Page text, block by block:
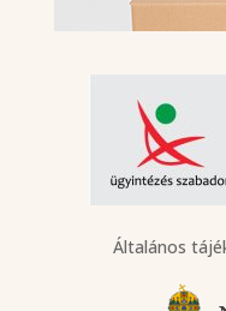
Általános